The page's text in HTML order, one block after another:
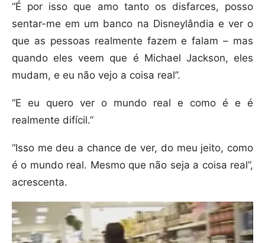
“É por isso que amo tanto os disfarces, posso
sentar-me em um banco na Disneylândia e ver o
que as pessoas realmente fazem e falam – mas
quando eles veem que é Michael Jackson, eles
mudam, e eu não vejo a coisa real”.
“E eu quero ver o mundo real e como é e é
realmente difícil.”
“Isso me deu a chance de ver, do meu jeito, como
é o mundo real. Mesmo que não seja a coisa real”,
acrescenta.